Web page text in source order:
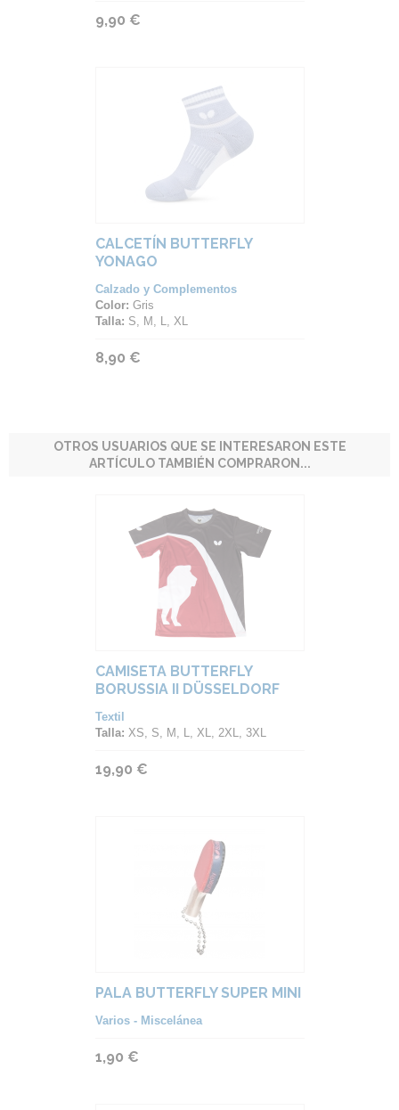
9,90 €
CALCETÍN BUTTERFLY
YONAGO
Calzado y Complementos
Color: Gris
Talla: S, M, L, XL
8,90 €
OTROS USUARIOS QUE SE INTERESARON ESTE
ARTÍCULO TAMBIÉN COMPRARON...
CAMISETA BUTTERFLY
BORUSSIA II DÜSSELDORF
Textil
Talla: XS, S, M, L, XL, 2XL, 3XL
19,90 €
PALA BUTTERFLY SUPER MINI
Varios - Miscelánea
1,90 €